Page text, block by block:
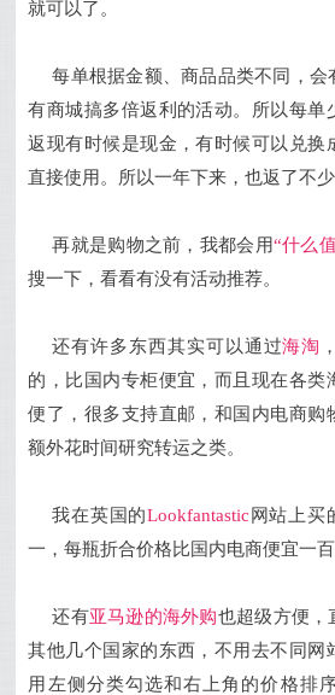
就可以了。
每单根据金额、商品品类不同，会
有商城搞多倍返利的活动。所以每单
返现有时候是现金，有时候可以兑换
直接使用。所以一年下来，也返了不少
再就是购物之前，我都会用“什么
搜一下，看看有没有活动推荐。
还有许多东西其实可以通过海淘
的，比国内专柜便宜，而且 现在各类
便了，很多支持直邮，和国内电商购
额外花时间研究转运之类。
我在英国的Lookfantastic 网站上买
一，每瓶折合价格比国内电商便宜一
还有亚马逊的海外购也超级方便，
其他几个国家的东西，不用去不同网
用左侧分类勾选和右上角的价格排